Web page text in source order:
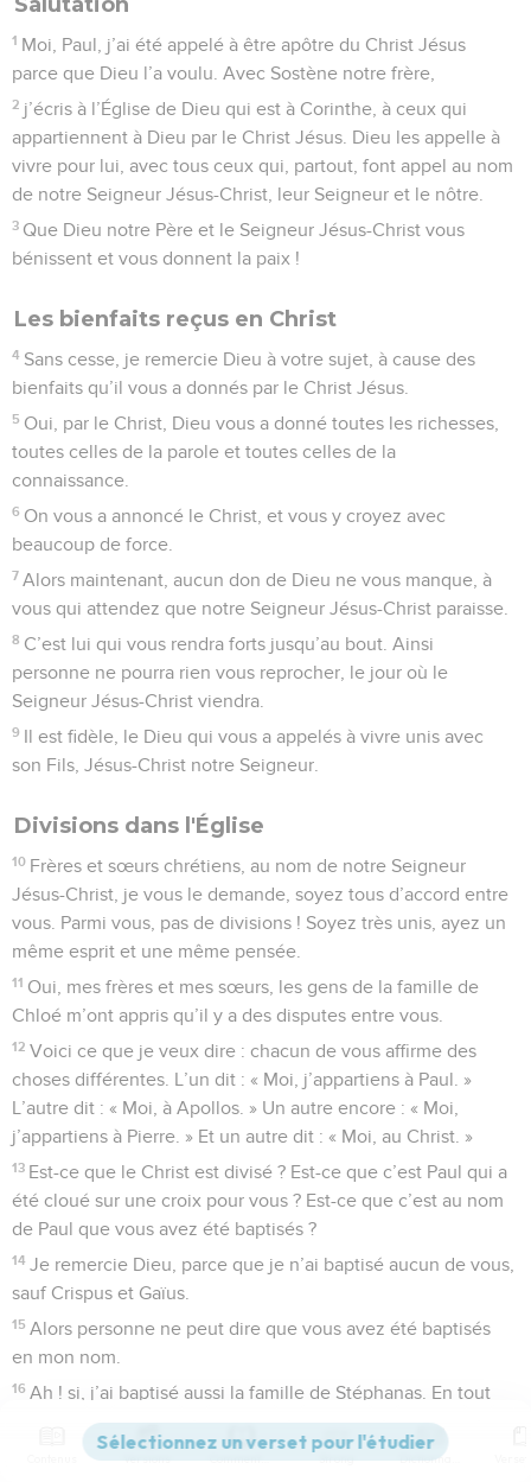
1 Moi, Paul, j’ai été appelé à être apôtre du Christ Jésus
parce que Dieu l’a voulu. Avec Sostène notre frère,
2 j’écris à l’Église de Dieu qui est à Corinthe, à ceux qui
appartiennent à Dieu par le Christ Jésus. Dieu les appelle à
vivre pour lui, avec tous ceux qui, partout, font appel au nom
de notre Seigneur Jésus-Christ, leur Seigneur et le nôtre.
3 Que Dieu notre Père et le Seigneur Jésus-Christ vous
bénissent et vous donnent la paix !
Les bienfaits reçus en Christ
4 Sans cesse, je remercie Dieu à votre sujet, à cause des
bienfaits qu’il vous a donnés par le Christ Jésus.
5 Oui, par le Christ, Dieu vous a donné toutes les richesses,
toutes celles de la parole et toutes celles de la
connaissance.
6 On vous a annoncé le Christ, et vous y croyez avec
beaucoup de force.
7 Alors maintenant, aucun don de Dieu ne vous manque, à
vous qui attendez que notre Seigneur Jésus-Christ paraisse.
8 C’est lui qui vous rendra forts jusqu’au bout. Ainsi
personne ne pourra rien vous reprocher, le jour où le
Seigneur Jésus-Christ viendra.
9 Il est fidèle, le Dieu qui vous a appelés à vivre unis avec
son Fils, Jésus-Christ notre Seigneur.
Divisions dans l'Église
10 Frères et sœurs chrétiens, au nom de notre Seigneur
Jésus-Christ, je vous le demande, soyez tous d’accord entre
vous. Parmi vous, pas de divisions ! Soyez très unis, ayez un
même esprit et une même pensée.
11 Oui, mes frères et mes sœurs, les gens de la famille de
Chloé m’ont appris qu’il y a des disputes entre vous.
12 Voici ce que je veux dire : chacun de vous affirme des
choses différentes. L’un dit : « Moi, j’appartiens à Paul. »
L’autre dit : « Moi, à Apollos. » Un autre encore : « Moi,
j’appartiens à Pierre. » Et un autre dit : « Moi, au Christ. »
13 Est-ce que le Christ est divisé ? Est-ce que c’est Paul qui a
été cloué sur une croix pour vous ? Est-ce que c’est au nom
de Paul que vous avez été baptisés ?
14 Je remercie Dieu, parce que je n’ai baptisé aucun de vous,
sauf Crispus et Gaïus.
15 Alors personne ne peut dire que vous avez été baptisés
en mon nom.
16 Ah ! si, j’ai baptisé aussi la famille de Stéphanas. En tout
cas, je ne crois pas avoir baptisé quelqu’un d’autre.
Le Christ ne m’a pas envoyé baptiser, mais il m’a envoyé
Versions Commentaires Strong